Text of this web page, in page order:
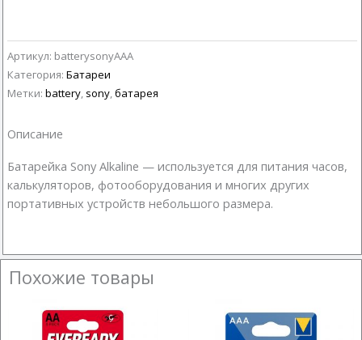
Артикул: batterysonyAAA
Категория: Батареи
Метки: battery sony батарея
Описание
Батарейка Sony Alkaline — используется для питания часов,
калькуляторов, фотооборудования и многих других
портативных устройств небольшого размера.
Похожие товары